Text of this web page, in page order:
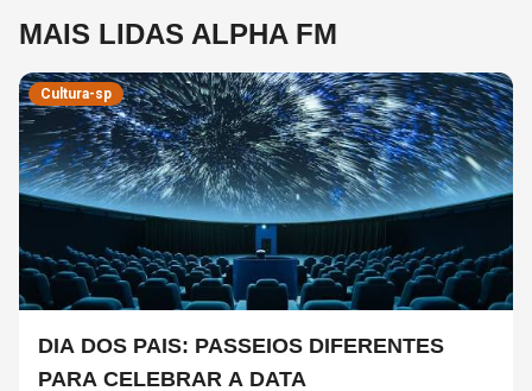
MAIS LIDAS ALPHA FM
Cultura-sp
DIA DOS PAIS: PASSEIOS DIFERENTES
PARA CELEBRAR A DATA